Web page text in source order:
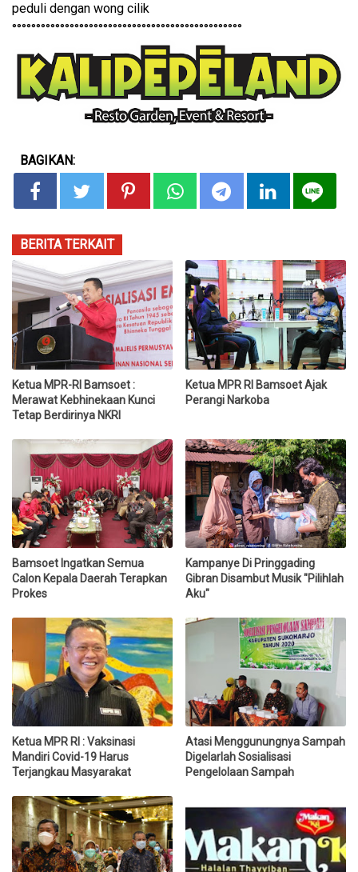
peduli dengan wong cilik
°°°°°°°°°°°°°°°°°°°°°°°°°°°°°°°°°°°°°°°°°°°°°°°°
BAGIKAN:
BERITA TERKAIT
Ketua MPR-RI Bamsoet :
Merawat Kebhinekaan Kunci
Tetap Berdirinya NKRI
Ketua MPR RI Bamsoet Ajak
Perangi Narkoba
Bamsoet Ingatkan Semua
Calon Kepala Daerah Terapkan
Prokes
Kampanye Di Pringgading
Gibran Disambut Musik "Pilihlah
Aku"
Ketua MPR RI : Vaksinasi
Mandiri Covid-19 Harus
Terjangkau Masyarakat
Atasi Menggunungnya Sampah
Digelarlah Sosialisasi
Pengelolaan Sampah